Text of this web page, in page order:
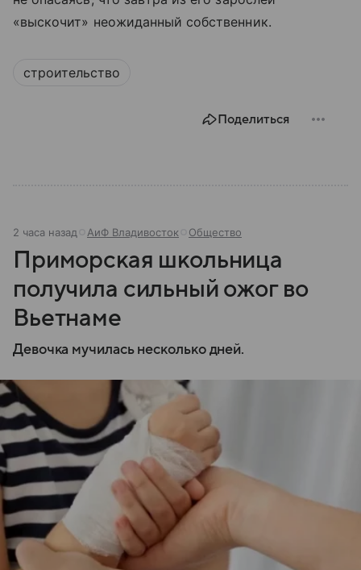
«выскочит» неожиданный собственник.
строительство
Поделиться
2 часа назад АиФ Владивосток Общество
Приморская школьница
получила сильный ожог во
Вьетнаме
Девочка мучилась несколько дней.